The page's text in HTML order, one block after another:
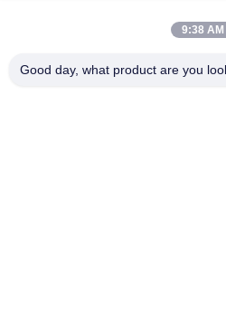
Longxiang, περιοχή Longgang,
9:38 AM
Good day, what product are you